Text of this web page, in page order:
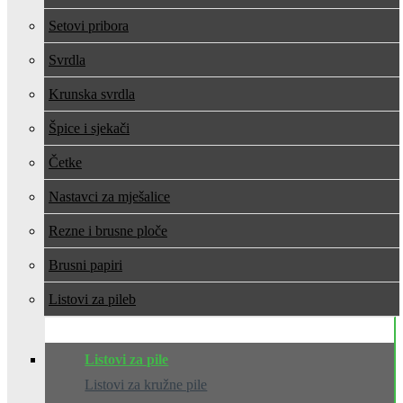
Setovi pribora
Svrdla
Krunska svrdla
Špice i sjekači
Četke
Nastavci za mješalice
Rezne i brusne ploče
Brusni papiri
Listovi za pile
Listovi za pile
Listovi za kružne pile